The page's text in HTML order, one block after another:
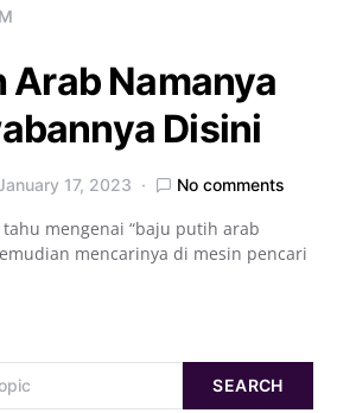
Arab Namanya
Disini
17, 2023 No comments
mengenai “baju putih arab
mencarinya di mesin pencari
SEARCH